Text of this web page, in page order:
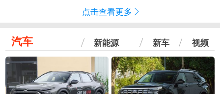
点击查看更多
汽车 新能源 新车 视频